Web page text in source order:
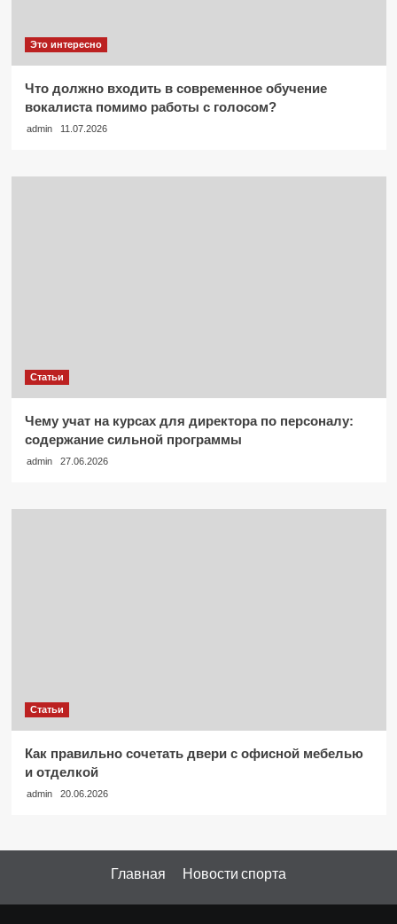
Это интересно
Что должно входить в современное обучение
вокалиста помимо работы с голосом?
admin 11.07.2026
Статьи
Чему учат на курсах для директора по персоналу:
содержание сильной программы
admin 27.06.2026
Статьи
Как правильно сочетать двери с офисной мебелью
и отделкой
admin 20.06.2026
Главная Новости спорта